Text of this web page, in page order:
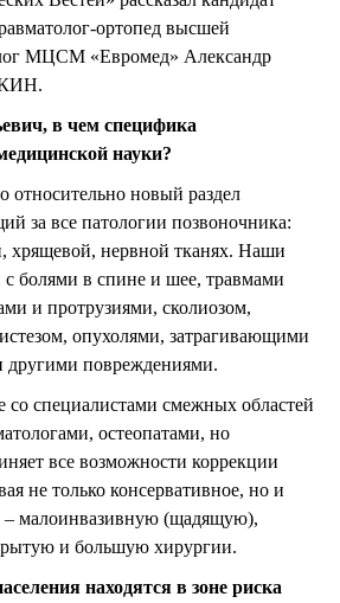
ортопед высшей
МЦСМ «Евромед» Александр
в чем специфика
науки?
относительно новый раздел
за все патологии позвоночника:
хрящевой, нервной тканях. Наши
болями в спине и шее, травмами
и протрузиями, сколиозом,
опухолями, затрагивающими
другими повреждениями.
со специалистами смежных областей
остеопатами, но
все возможности коррекции
не только консервативное, но и
– малоинвазивную (щадящую),
и большую хирургии.
находятся в зоне риска